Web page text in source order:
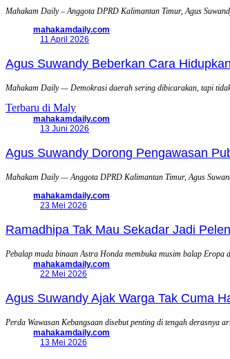
Mahakam Daily – Anggota DPRD Kalimantan Timur, Agus
mahakamdaily.com
11 April 2026
Agus Suwandy Beberkan Cara
Mahakam Daily — Demokrasi daerah sering dibicarakan, tapi
Terbaru di Maly
mahakamdaily.com
13 Juni 2026
Agus Suwandy Dorong Pengawasan
Mahakam Daily — Anggota DPRD Kalimantan Timur, Agus
mahakamdaily.com
23 Mei 2026
Ramadhipa Tak Mau Sekadar Jadi
Pebalap muda binaan Astra Honda membuka musim balap Eropa
mahakamdaily.com
22 Mei 2026
Agus Suwandy Ajak Warga Tak Cuma
Perda Wawasan Kebangsaan disebut penting di tengah derasnya
mahakamdaily.com
13 Mei 2026